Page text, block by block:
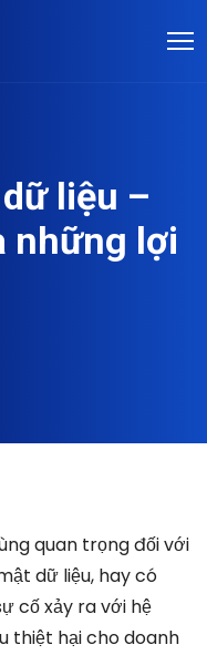
liệu –
những lợi
quan trọng đối với
dữ liệu, hay có
cố xảy ra với hệ
thiệt hại cho doanh